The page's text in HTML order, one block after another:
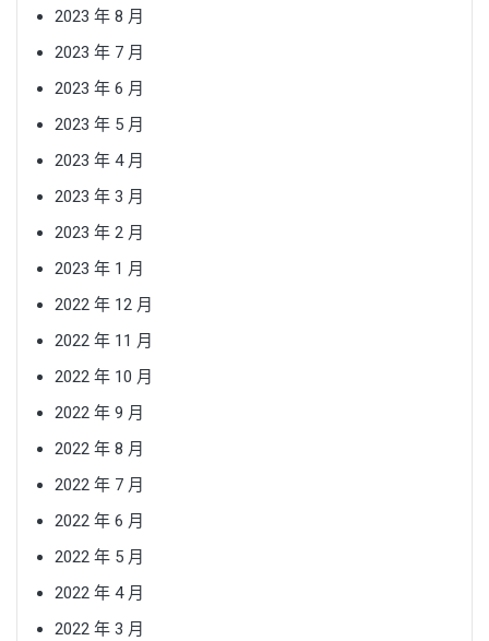
2023 年 8 月
2023 年 7 月
2023 年 6 月
2023 年 5 月
2023 年 4 月
2023 年 3 月
2023 年 2 月
2023 年 1 月
2022 年 12 月
2022 年 11 月
2022 年 10 月
2022 年 9 月
2022 年 8 月
2022 年 7 月
2022 年 6 月
2022 年 5 月
2022 年 4 月
2022 年 3 月